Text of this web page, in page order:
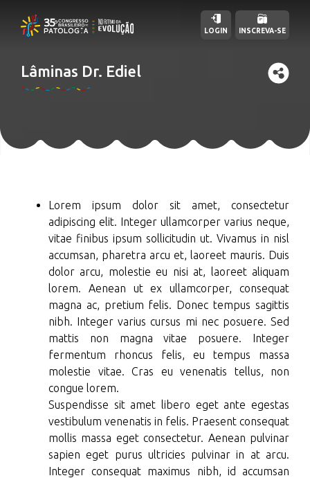
Lâminas Dr. Ediel
LOGIN INSCREVA-SE
Lorem ipsum dolor sit amet, consectetur
adipiscing elit. Integer ullamcorper varius neque,
vitae finibus ipsum sollicitudin ut. Vivamus in nisl
accumsan, pharetra arcu et, laoreet mauris. Duis
dolor arcu, molestie eu nisi at, laoreet aliquam
lorem. Aenean ut ex ullamcorper, consequat
magna ac, pretium felis. Donec tempus sagittis
nibh. Integer varius cursus mi nec posuere. Sed
mattis non magna vitae posuere. Integer
fermentum rhoncus felis, eu tempus massa
molestie vitae. Cras eu venenatis tellus, non
congue lorem.
Suspendisse sit amet libero eget ante egestas
vestibulum venenatis in felis. Praesent consequat
mollis massa eget consectetur. Aenean pulvinar
sapien eget purus ultricies pulvinar in at arcu.
Integer consequat maximus nibh, id accumsan